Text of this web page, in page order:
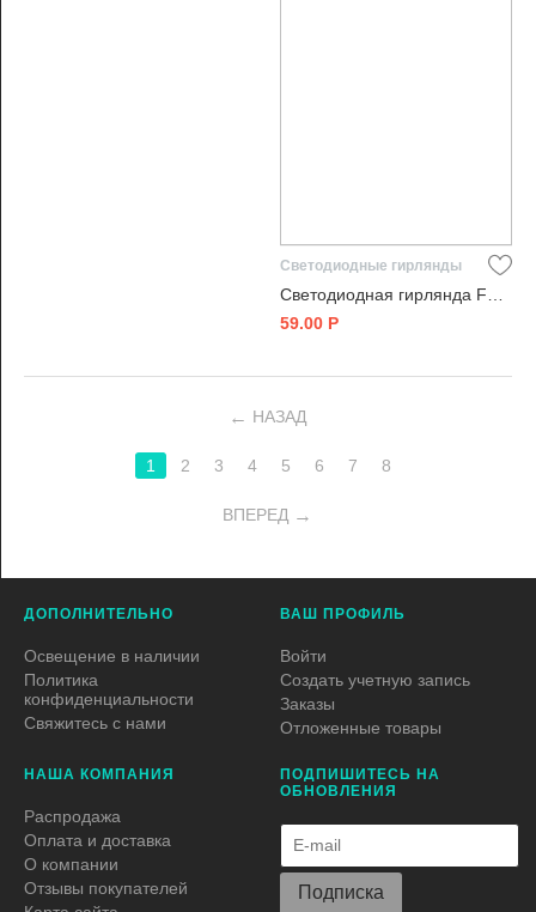
Светодиодные гирлянды
59.00 Р
НАЗАД
1 2 3 4 5 6 7 8
ВПЕРЕД
ДОПОЛНИТЕЛЬНО
Освещение в наличии
Политика
конфиденциальности
Свяжитесь с нами
ВАШ ПРОФИЛЬ
Войти
Создать учетную запись
Заказы
Отложенные товары
НАША КОМПАНИЯ
Распродажа
Оплата и доставка
О компании
Отзывы покупателей
ПОДПИШИТЕСЬ НА
ОБНОВЛЕНИЯ
Подписка